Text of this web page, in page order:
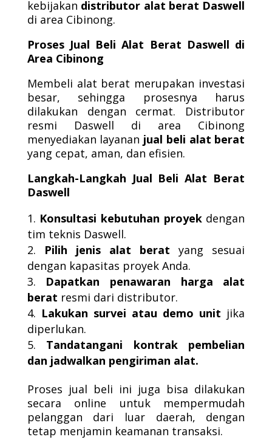
kebijakan distributor alat berat Daswell
di area Cibinong.
Proses Jual Beli Alat Berat Daswell di
Area Cibinong
Membeli alat berat merupakan investasi
besar, sehingga prosesnya harus
dilakukan dengan cermat. Distributor
resmi Daswell di area Cibinong
menyediakan layanan jual beli alat berat
yang cepat, aman, dan efisien.
Langkah-Langkah Jual Beli Alat Berat
Daswell
Konsultasi kebutuhan proyekdengan
tim teknis Daswell.
Pilih jenis alat berat yang sesuai
dengan kapasitas proyek Anda.
Dapatkan penawaran harga alat
berat resmi dari distributor.
Lakukan survei atau demo unit jika
diperlukan.
Tandatangani kontrak pembelian
dan jadwalkan pengiriman alat.
Proses jual beli ini juga bisa dilakukan
secara online untuk mempermudah
pelanggan dari luar daerah, dengan
tetap menjamin keamanan transaksi.